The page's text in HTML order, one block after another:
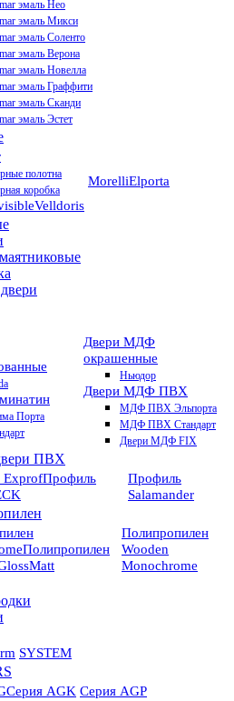
эмаль Нео
эмаль Микси
эмаль Соленто
эмаль Верона
эмаль Новелла
эмаль Граффити
эмаль Сканди
эмаль Эстет
полотна
коробка
Velldoris
MorelliElporta
Порта
Двери МДФ
окрашенные
Ньюдор
Двери МДФ ПВХ
МДФ ПВХ Эльпорта
МДФ ПВХ Стандарт
Двери МДФ FIX
ПВХ
ExprofПрофиль
Профиль
Salamander
Полипропилен
Полипропилен
Wooden
Monochrome
SYSTEM
Серия AGK Серия AGP